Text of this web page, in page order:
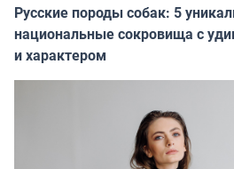
Русские породы собак: 5
национальные сокровища с
и характером